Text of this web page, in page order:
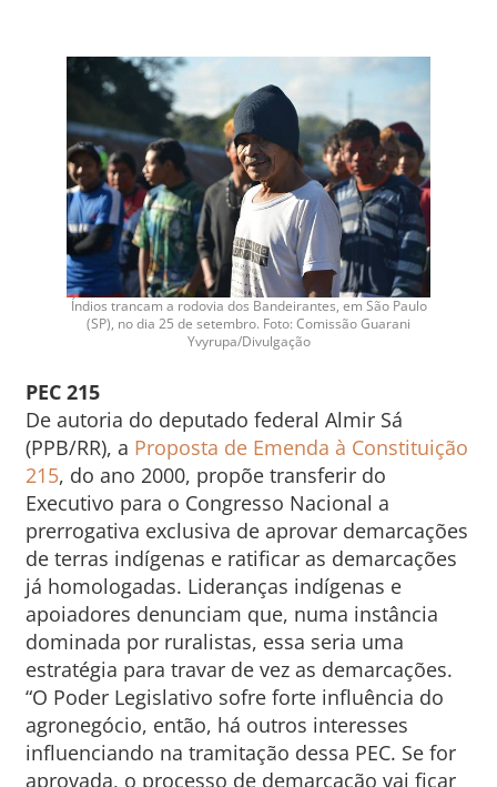
Índios trancam a rodovia dos Bandeirantes, em São Paulo
(SP), no dia 25 de setembro. Foto: Comissão Guarani
Yvyrupa/Divulgação
PEC 215
De autoria do deputado federal Almir Sá
(PPB/RR), a Proposta de Emenda à Constituição
215, do ano 2000, propõe transferir do
Executivo para o Congresso Nacional a
prerrogativa exclusiva de aprovar demarcações
de terras indígenas e ratificar as demarcações
já homologadas. Lideranças indígenas e
apoiadores denunciam que, numa instância
dominada por ruralistas, essa seria uma
estratégia para travar de vez as demarcações.
“O Poder Legislativo sofre forte influência do
agronegócio, então, há outros interesses
influenciando na tramitação dessa PEC. Se for
aprovada, o processo de demarcação vai ficar